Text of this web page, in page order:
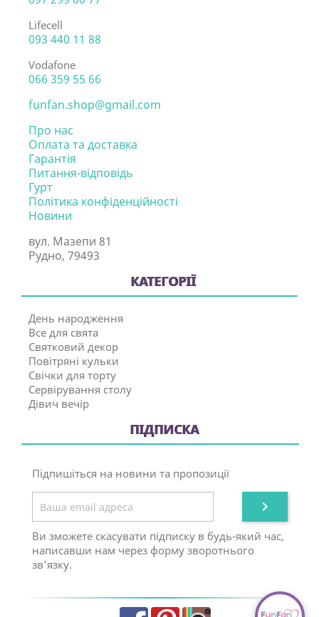
Lifecell
093 440 11 88
Vodafone
066 359 55 66
funfan.shop@gmail.com
Про нас
Оплата та доставка
Гарантія
Питання-відповідь
Гурт
Політика конфіденційності
Новини
вул. Мазепи 81
Рудно, 79493
КАТЕГОРІЇ
День народження
Все для свята
Святковий декор
Повітряні кульки
Свічки для торту
Сервірування столу
Дівич вечір
ПІДПИСКА
Підпишіться на новини та пропозиції

Ви зможете скасувати підписку в будь-який час,
написавши нам через форму зворотнього
зв'язку.